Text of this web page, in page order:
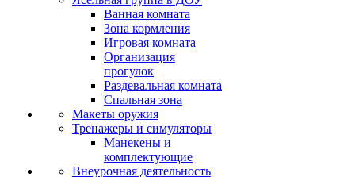
Ванная комната
Зона кормления
Игровая комната
Организация
прогулок
Раздевальная комната
Спальная зона
Макеты оружия
Тренажеры и симуляторы
Манекены и
комплектующие
Внеурочная деятельность